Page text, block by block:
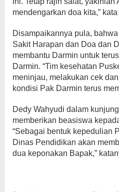
mendengarkan doa kita,”
Disampaikannya pula,
Sakit Harapan dan Doa dan
membantu Darmin untuk
Darmin. “Tim kesehatan
meninjau, melakukan cek
kondisi Pak Darmin terus
Dedy Wahyudi dalam
memberikan beasiswa
“Sebagai bentuk kepedulian
Dinas Pendidikan akan
dua keponakan Bapak,”